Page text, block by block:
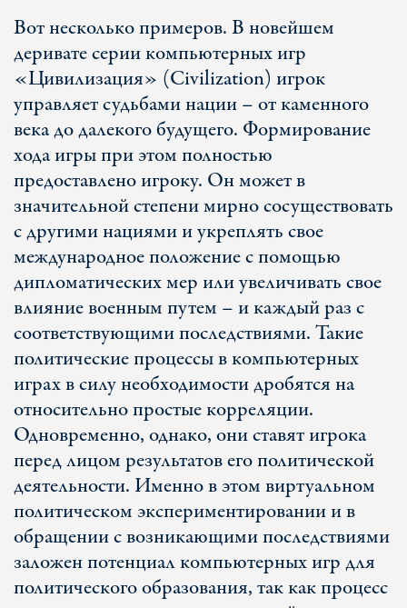
Вот несколько примеров. В новейшем
деривате серии компьютерных игр
«Цивилизация» (Civilization) игрок
управляет судьбами нации – от каменного
века до далекого будущего. Формирование
хода игры при этом полностью
предоставлено игроку. Он может в
значительной степени мирно сосуществовать
с другими нациями и укреплять свое
международное положение с помощью
дипломатических мер или увеличивать свое
влияние военным путем – и каждый раз с
соответствующими последствиями. Такие
политические процессы в компьютерных
играх в силу необходимости дробятся на
относительно простые корреляции.
Одновременно, однако, они ставят игрока
перед лицом результатов его политической
деятельности. Именно в этом виртуальном
политическом экспериментировании и в
обращении с возникающими последствиями
заложен потенциал компьютерных игр для
политического образования, так как процесс